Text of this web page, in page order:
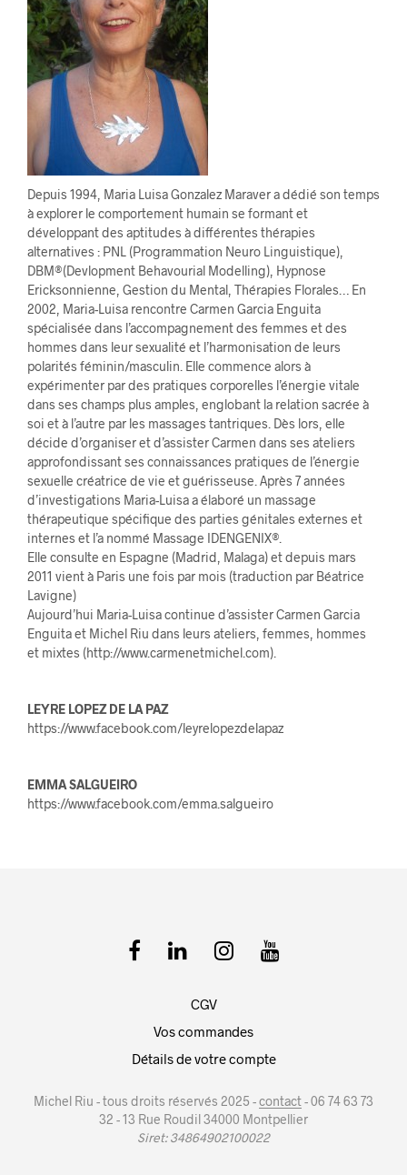
Depuis 1994, Maria Luisa Gonzalez Maraver a dédié son temps
à explorer le comportement humain se formant et
développant des aptitudes à différentes thérapies
alternatives : PNL (Programmation Neuro Linguistique),
DBM®(Devlopment Behavourial Modelling), Hypnose
Ericksonnienne, Gestion du Mental, Thérapies Florales… En
2002, Maria-Luisa rencontre Carmen Garcia Enguita
spécialisée dans l’accompagnement des femmes et des
hommes dans leur sexualité et l’harmonisation de leurs
polarités féminin/masculin. Elle commence alors à
expérimenter par des pratiques corporelles l’énergie vitale
dans ses champs plus amples, englobant la relation sacrée à
soi et à l’autre par les massages tantriques. Dès lors, elle
décide d’organiser et d’assister Carmen dans ses ateliers
approfondissant ses connaissances pratiques de l’énergie
sexuelle créatrice de vie et guérisseuse. Après 7 années
d’investigations Maria-Luisa a élaboré un massage
thérapeutique spécifique des parties génitales externes et
internes et l’a nommé Massage IDENGENIX®.
Elle consulte en Espagne (Madrid, Malaga) et depuis mars
2011 vient à Paris une fois par mois (traduction par Béatrice
Lavigne)
Aujourd’hui Maria-Luisa continue d’assister Carmen Garcia
Enguita et Michel Riu dans leurs ateliers, femmes, hommes
et mixtes (http://www.carmenetmichel.com).
LEYRE LOPEZ DE LA PAZ
https://www.facebook.com/leyrelopezdelapaz
EMMA SALGUEIRO
https://www.facebook.com/emma.salgueiro
CGV
Vos commandes
Détails de votre compte
Michel Riu - tous droits réservés 2025 -contact- 06 74 63 73
32 - 13 Rue Roudil 34000 Montpellier
Siret: 34864902100022